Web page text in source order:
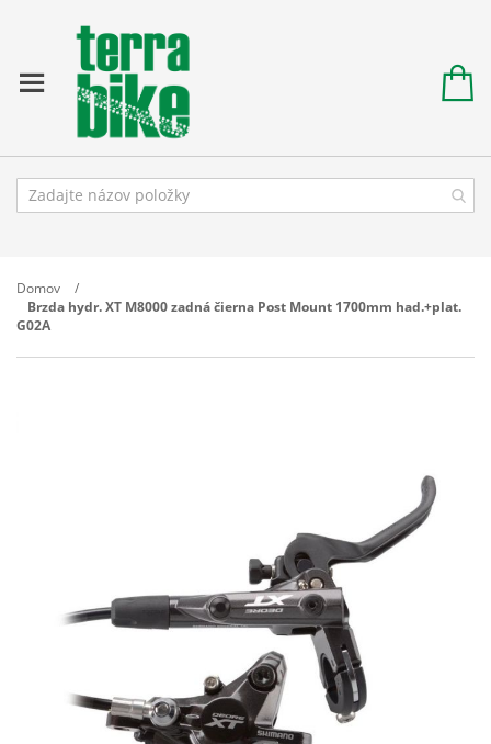
Domov
Brzda hydr. XT M8000 zadná čierna Post Mount 1700mm had.+plat.
G02A